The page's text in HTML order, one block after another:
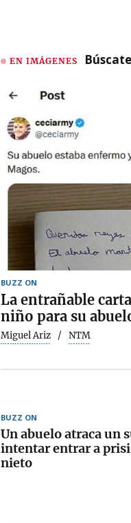
EN IMÁGENES
BUZZ ON
La entrañable
niño para su
Miguel Ariz NTM
BUZZ ON
Un abuelo atraca un
intentar entrar a
nieto